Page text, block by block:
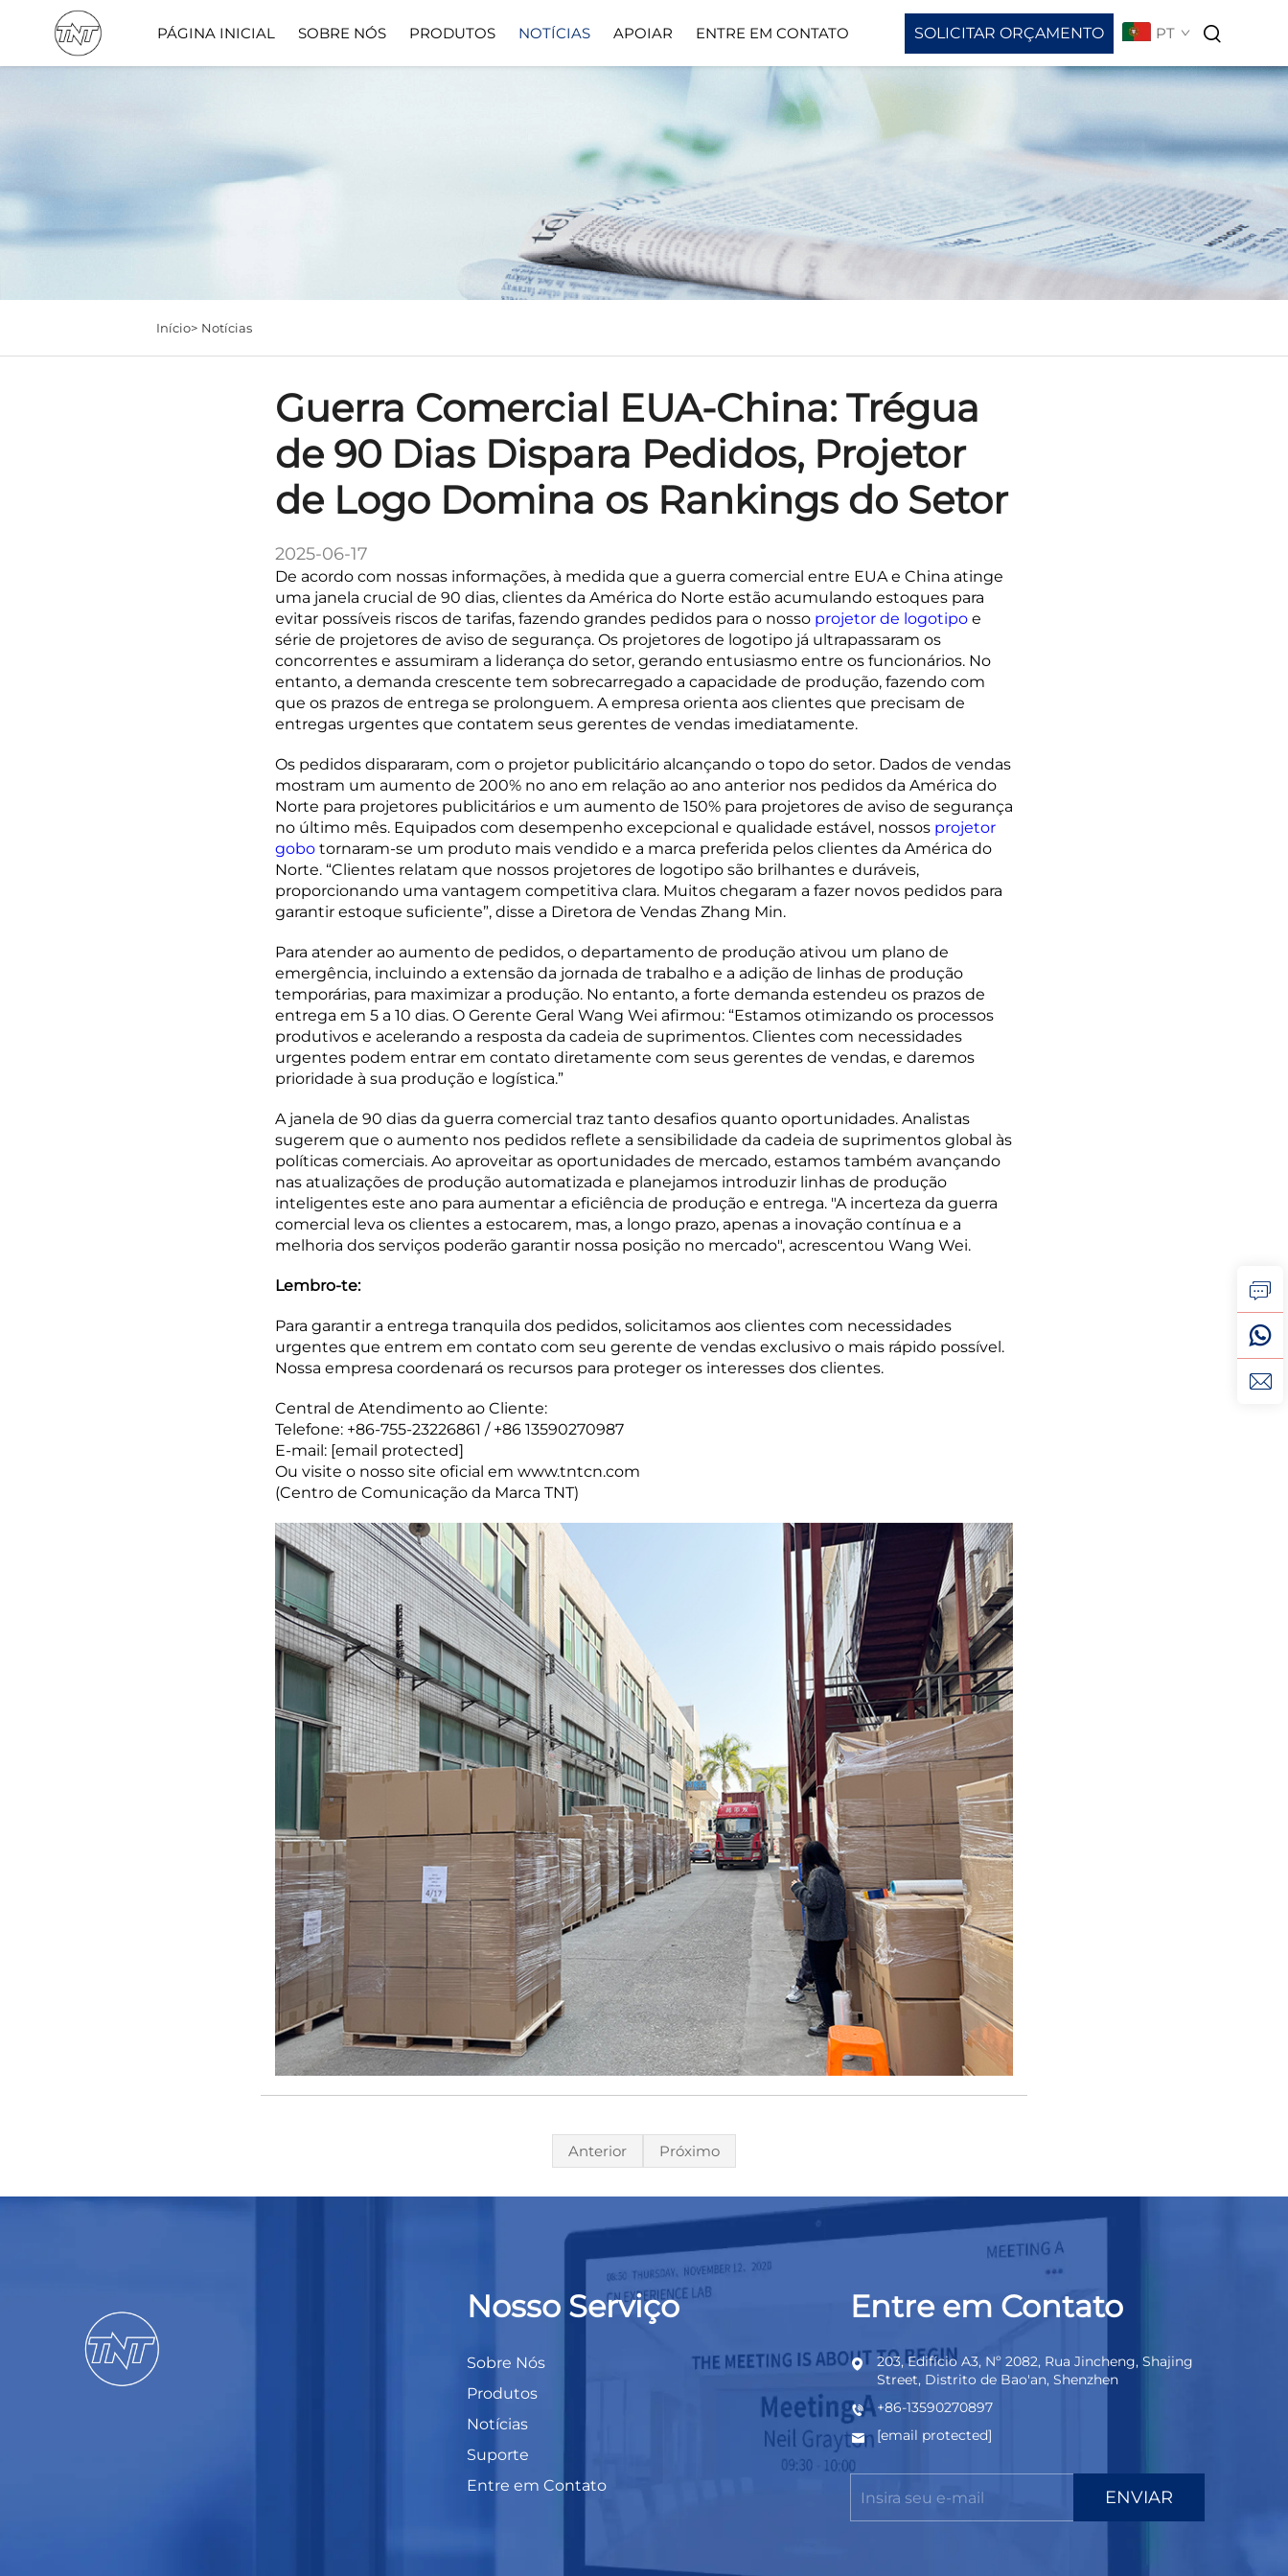
PÁGINA INICIAL SOBRE NÓS PRODUTOS NOTÍCIAS APOIAR
Download De Vídeos
ENTRE EM CONTATO SOLICITAR ORÇAMENTO PT
Início> Notícias
Guerra Comercial EUA-China: Trégua
de 90 Dias Dispara Pedidos, Projetor
de Logo Domina os Rankings do Setor
2025-06-17
De acordo com nossas informações, à medida que a guerra comercial entre EUA e China atinge
uma janela crucial de 90 dias, clientes da América do Norte estão acumulando estoques para
evitar possíveis riscos de tarifas, fazendo grandes pedidos para o nosso projetor de logotipo e
série de projetores de aviso de segurança. Os projetores de logotipo já ultrapassaram os
concorrentes e assumiram a liderança do setor, gerando entusiasmo entre os funcionários. No
entanto, a demanda crescente tem sobrecarregado a capacidade de produção, fazendo com
que os prazos de entrega se prolonguem. A empresa orienta aos clientes que precisam de
entregas urgentes que contatem seus gerentes de vendas imediatamente.
Os pedidos dispararam, com o projetor publicitário alcançando o topo do setor. Dados de vendas
mostram um aumento de 200% no ano em relação ao ano anterior nos pedidos da América do
Norte para projetores publicitários e um aumento de 150% para projetores de aviso de segurança
no último mês. Equipados com desempenho excepcional e qualidade estável, nossos projetor
gobo tornaram-se um produto mais vendido e a marca preferida pelos clientes da América do
Norte. “Clientes relatam que nossos projetores de logotipo são brilhantes e duráveis,
proporcionando uma vantagem competitiva clara. Muitos chegaram a fazer novos pedidos para
garantir estoque suficiente”, disse a Diretora de Vendas Zhang Min.
Para atender ao aumento de pedidos, o departamento de produção ativou um plano de
emergência, incluindo a extensão da jornada de trabalho e a adição de linhas de produção
temporárias, para maximizar a produção. No entanto, a forte demanda estendeu os prazos de
entrega em 5 a 10 dias. O Gerente Geral Wang Wei afirmou: “Estamos otimizando os processos
produtivos e acelerando a resposta da cadeia de suprimentos. Clientes com necessidades
urgentes podem entrar em contato diretamente com seus gerentes de vendas, e daremos
prioridade à sua produção e logística.”
A janela de 90 dias da guerra comercial traz tanto desafios quanto oportunidades. Analistas
sugerem que o aumento nos pedidos reflete a sensibilidade da cadeia de suprimentos global às
políticas comerciais. Ao aproveitar as oportunidades de mercado, estamos também avançando
nas atualizações de produção automatizada e planejamos introduzir linhas de produção
inteligentes este ano para aumentar a eficiência de produção e entrega. "A incerteza da guerra
comercial leva os clientes a estocarem, mas, a longo prazo, apenas a inovação contínua e a
melhoria dos serviços poderão garantir nossa posição no mercado", acrescentou Wang Wei.
Lembro-te:
Para garantir a entrega tranquila dos pedidos, solicitamos aos clientes com necessidades
urgentes que entrem em contato com seu gerente de vendas exclusivo o mais rápido possível.
Nossa empresa coordenará os recursos para proteger os interesses dos clientes.
Central de Atendimento ao Cliente:
Telefone: +86-755-23226861 / +86 13590270987
E-mail: [email protected]
Ou visite o nosso site oficial em www.tntcn.com
(Centro de Comunicação da Marca TNT)
Anterior Próximo
Nosso Serviço
Sobre Nós
Produtos
Notícias
Suporte
Entre em Contato
Entre em Contato
203, Edifício A3, Nº 2082, Rua Jincheng, Shajing
Street, Distrito de Bao'an, Shenzhen
+86-13590270897
[email protected]
ENVIAR